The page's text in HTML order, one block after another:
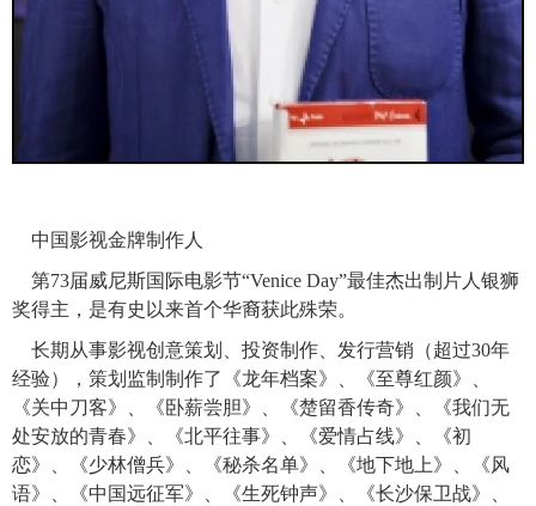
中国影视金牌制作人
第73届威尼斯国际电影节“Venice Day”最佳杰出制片人银狮
奖得主，是有史以来首个华裔获此殊荣。
长期从事影视创意策划、投资制作、发行营销（超过30年
经验），策划监制制作了《龙年档案》、《至尊红颜》、
《关中刀客》、《卧薪尝胆》、《楚留香传奇》、《我们无
处安放的青春》、《北平往事》、《爱情占线》、《初
恋》、《少林僧兵》、《秘杀名单》、《地下地上》、《风
语》、《中国远征军》、《生死钟声》、《长沙保卫战》、